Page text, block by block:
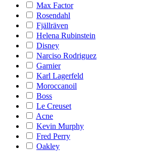
Max Factor
Rosendahl
Fjällräven
Helena Rubinstein
Disney
Narciso Rodriguez
Garnier
Karl Lagerfeld
Moroccanoil
Boss
Le Creuset
Acne
Kevin Murphy
Fred Perry
Oakley